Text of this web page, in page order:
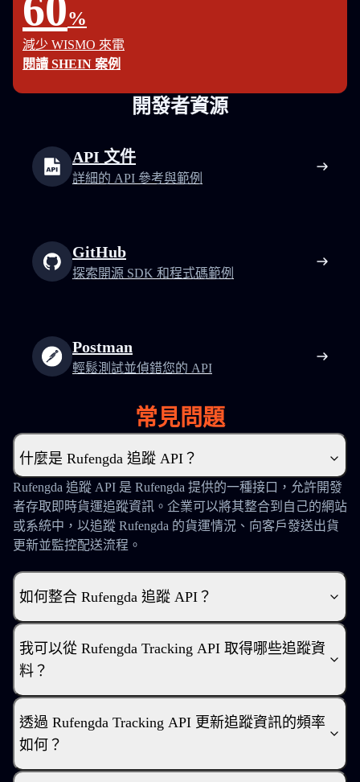
%
減少 WISMO 來電
閱讀 SHEIN 案例
開發者資源
API 文件
詳細的 API 參考與範例
GitHub
探索開源 SDK 和程式碼範例
Postman
輕鬆測試並偵錯您的 API
常見問題
什麼是 Rufengda 追蹤 API？
Rufengda 追蹤 API 是 Rufengda 提供的一種接口，允許開發
者存取即時貨運追蹤資訊。企業可以將其整合到自己的網站
或系統中，以追蹤 Rufengda 的貨運情況、向客戶發送出貨
更新並監控配送流程。
如何整合 Rufengda 追蹤 API？
我可以從 Rufengda Tracking API 取得哪些追蹤資
料？
透過 Rufengda Tracking API 更新追蹤資訊的頻率
如何？